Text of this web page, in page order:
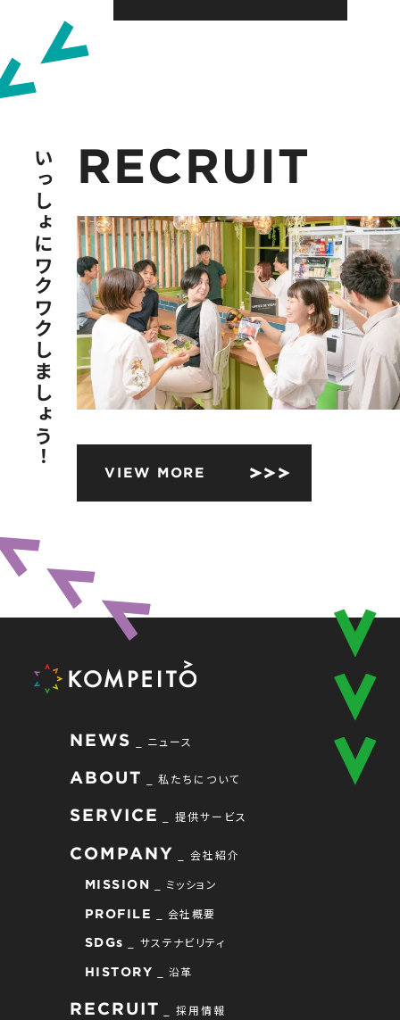
RECRUIT
いっしょにワクワクしましょう！
VIEW MORE
NEWS ニュース
ABOUT 私たちについて
SERVICE 提供サービス
COMPANY 会社紹介
MISSION ミッション
PROFILE 会社概要
SDGs サステナビリティ
HISTORY 沿革
RECRUIT 採用情報